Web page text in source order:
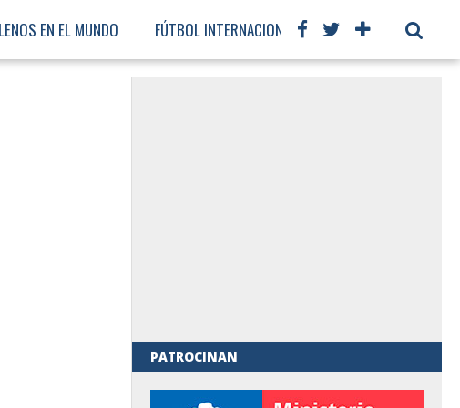
EN EL MUNDO FÚTBOL INTERNACIONAL
PATROCINAN